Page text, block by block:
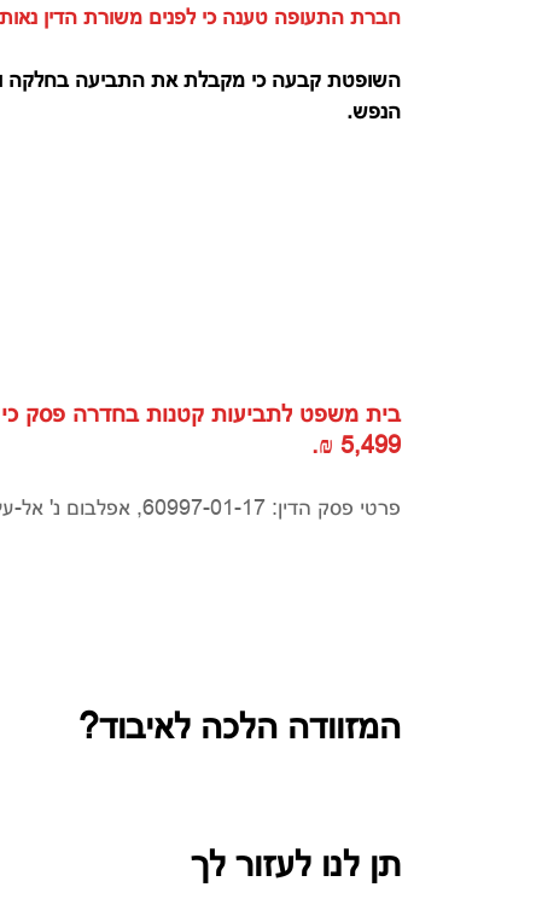
חברת התעופה טענה כי לפנים משורת הדין
הנפש.
5,499 ₪.
פרטי פסק הדין: 60997-01-17, אפלבום נ' אל-על נתיבי אויר לישראל בע"מ
המזוודה הלכה לאיבוד?
תן לנו לעזור לך